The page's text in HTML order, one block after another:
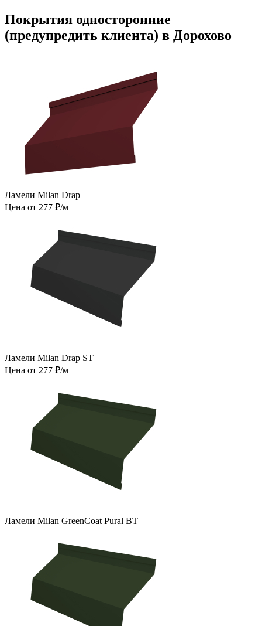
Покрытия односторонние
(предупредить клиента) в Дорохово
Ламели Milan Drap
Цена от 277 ₽/м
Ламели Milan Drap ST
Цена от 277 ₽/м
Ламели Milan GreenCoat Pural BT